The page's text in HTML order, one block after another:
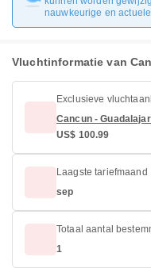
nauwkeurige en
Vluchtinformatie van
Exclusieve
Cancun -
US$ 100.99
Laagste tariefmaand
sep
Totaal aantal
1